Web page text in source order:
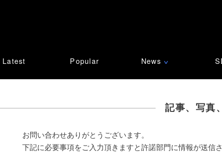
Latest Popular News ∨
記事、写真
お問い合わせありがとうございます。
下記に必要事項をご入力頂きますと許諾部門に情報が送信